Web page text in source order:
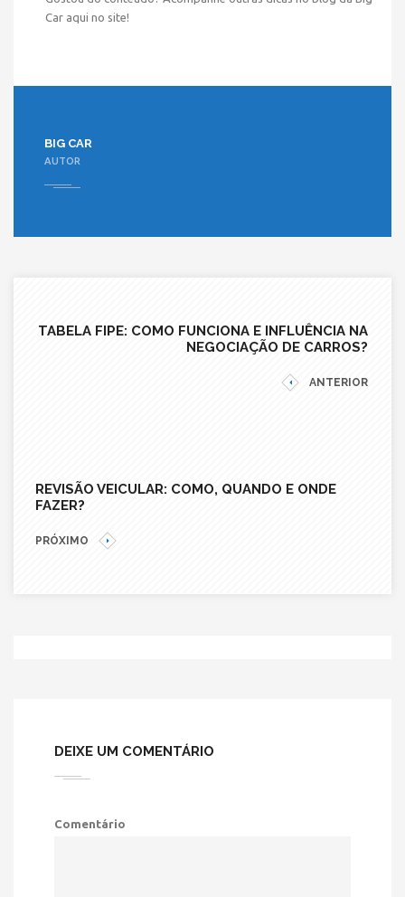
Car aqui no site!
BIG CAR
AUTOR
TABELA FIPE: COMO FUNCIONA E INFLUÊNCIA NA
NEGOCIAÇÃO DE CARROS?
ANTERIOR
REVISÃO VEICULAR: COMO, QUANDO E ONDE
FAZER?
PRÓXIMO
DEIXE UM COMENTÁRIO
Comentário